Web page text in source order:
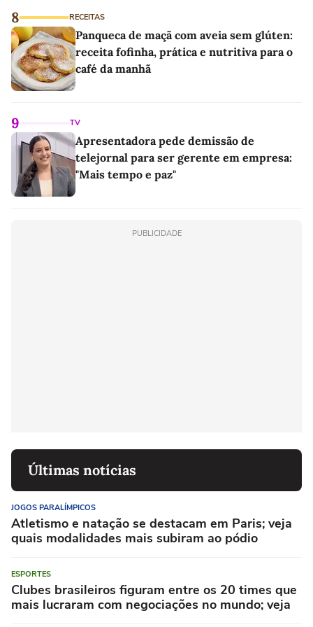
8 RECEITAS
Panqueca de maçã com aveia sem glúten:
receita fofinha, prática e nutritiva para o
café da manhã
9 TV
Apresentadora pede demissão de
telejornal para ser gerente em empresa:
"Mais tempo e paz"
PUBLICIDADE
Últimas notícias
JOGOS PARALÍMPICOS
Atletismo e natação se destacam em Paris; veja
quais modalidades mais subiram ao pódio
ESPORTES
Clubes brasileiros figuram entre os 20 times que
mais lucraram com negociações no mundo; veja